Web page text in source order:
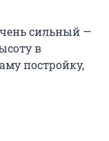
сильный —
в
постройку,